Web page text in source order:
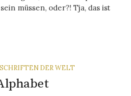
müssen, oder?! Tja, das ist
SCHRIFTEN DER WELT